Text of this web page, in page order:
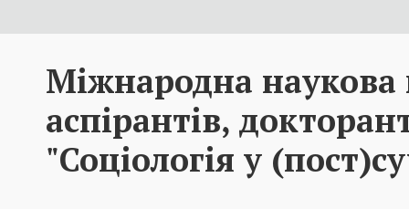
Міжнародна наукова
аспірантів,
"Соціологія у